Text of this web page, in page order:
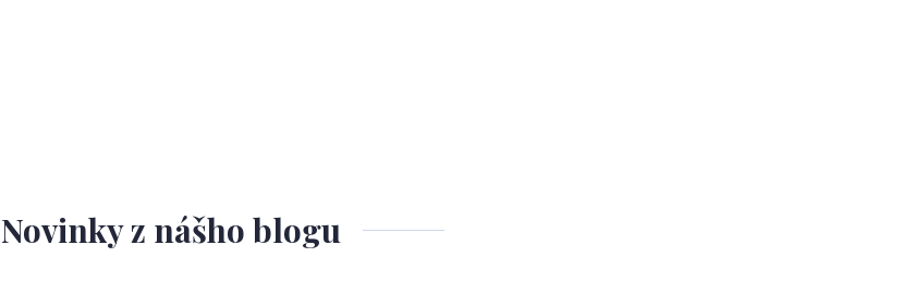
Novinky z nášho blogu